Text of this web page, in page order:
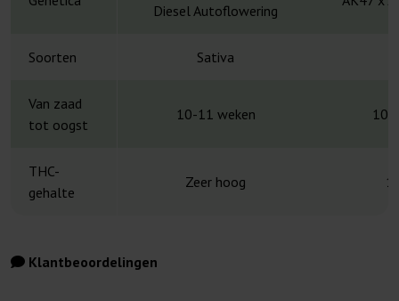
Diesel Autoflowering
Soorten Sativa
Van zaad
tot oogst
10-11 weken 10-
THC-
gehalte
Zeer hoog
Klantbeoordelingen